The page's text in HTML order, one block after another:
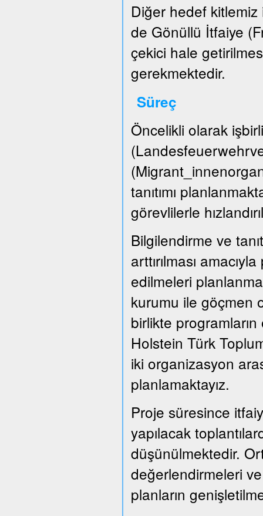
Diğer hedef
de Gönüllü İtfaiye
çekici hale
gerekmektedir.
Süreç
Öncelikli olarak
tanıtımı
görevlilerle
Bilgilendirme ve
arttırılması
edilmeleri
kurumu ile göçmen
birlikte
Holstein Türk
iki organizasyon
planlamaktayız.
Proje süresince
yapılacak
düşünülmektedir.
değerlendirmeleri
planların